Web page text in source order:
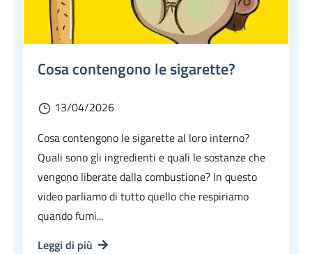
Cosa contengono le sigarette?
13/04/2026
Cosa contengono le sigarette al loro interno?
Quali sono gli ingredienti e quali le sostanze che
vengono liberate dalla combustione? In questo
video parliamo di tutto quello che respiriamo
quando fumi...
Leggi di più